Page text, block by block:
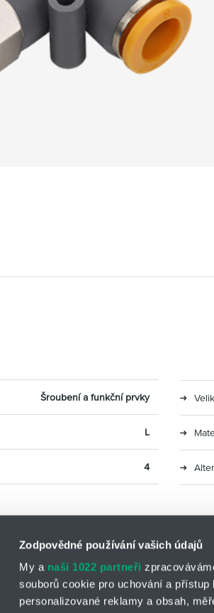
Zodpovědné používání vašich údajů
My a naši 1022 partneři
souborů cookie pro uchování a
personalizované reklamy a obsah,
Šroubení a funkční prvky
L
4